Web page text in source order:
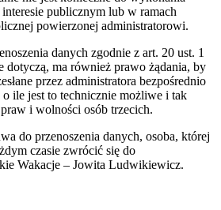
publicznym lub w ramach
powierzonej administratorowi.
danych zgodnie z art. 20 ust. 1
dotyczą, ma również prawo żądania, by
przez administratora bezpośrednio
ile jest to technicznie możliwe i tak
i wolności osób trzecich.
do przenoszenia danych, osoba, której
czasie zwrócić się do
Wakacje – Jowita Ludwikiewicz.